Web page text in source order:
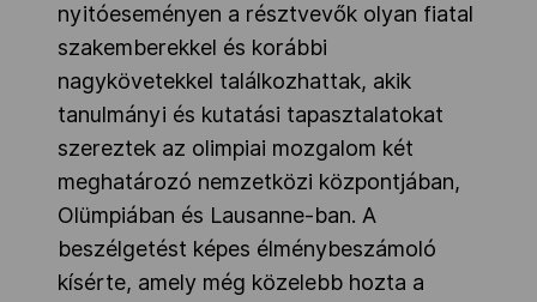
nyitóeseményen a résztvevők olyan fiatal
szakemberekkel és korábbi
nagykövetekkel találkozhattak, akik
tanulmányi és kutatási tapasztalatokat
szereztek az olimpiai mozgalom két
meghatározó nemzetközi központjában,
Olümpiában és Lausanne-ban. A
beszélgetést képes élménybeszámoló
kísérte, amely még közelebb hozta a